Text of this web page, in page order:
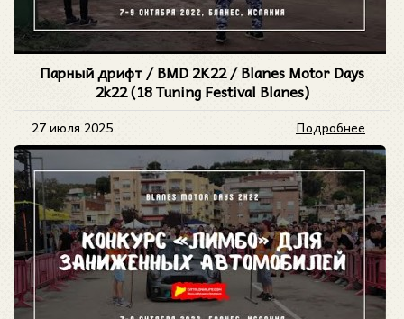
Парный дрифт / BMD 2K22 / Blanes Motor Days
2k22 (18 Tuning Festival Blanes)
27 июля 2025 Подробнее